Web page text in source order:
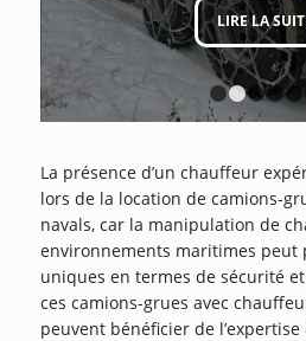
LIRE LA
La présence d’un chauffeur
lors de la location de camions-
navals, car la manipulation de
environnements maritimes peut
uniques en termes de sécurité
ces camions-grues avec
peuvent bénéficier de